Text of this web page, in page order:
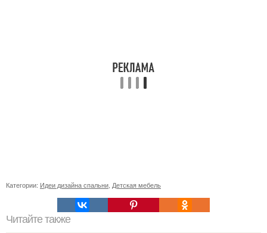
Категории: Идеи дизайна спальни Детская мебель
Читайте также